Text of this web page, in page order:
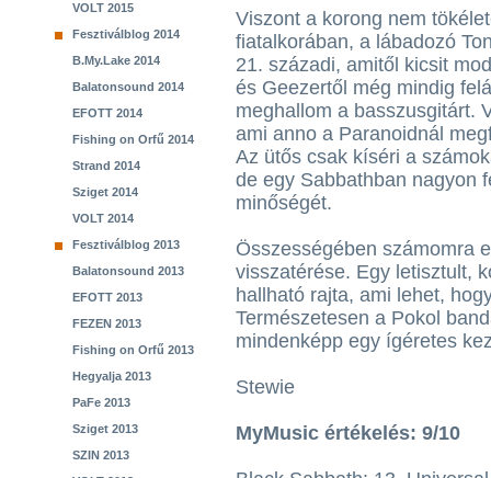
VOLT 2015
Fesztiválblog 2014
B.My.Lake 2014
Balatonsound 2014
EFOTT 2014
Fishing on Orfű 2014
Strand 2014
Sziget 2014
VOLT 2014
Fesztiválblog 2013
Balatonsound 2013
EFOTT 2013
FEZEN 2013
Fishing on Orfű 2013
Hegyalja 2013
PaFe 2013
Sziget 2013
SZIN 2013
Viszont a korong nem
fiatalkorában, a lábadozó
21. századi, amitől kicsit
és Geezertől még mindig
meghallom a basszusgitárt.
ami anno a Paranoidnál
Az ütős csak kíséri a
de egy Sabbathban nagyon
minőségét.
Összességében számomra
visszatérése. Egy letisztult,
hallható rajta, ami lehet,
Természetesen a Pokol
mindenképp egy ígéretes
Stewie
MyMusic értékelés: 9/10